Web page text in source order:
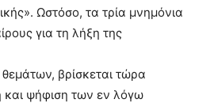
Ωστόσο, τα τρία μνημόνια
για τη λήξη της
βρίσκεται τώρα
και ψήφιση των εν λόγω